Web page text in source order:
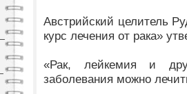
Австрийский целитель
курс лечения от рака»
«Рак, лейкемия и
заболевания можно